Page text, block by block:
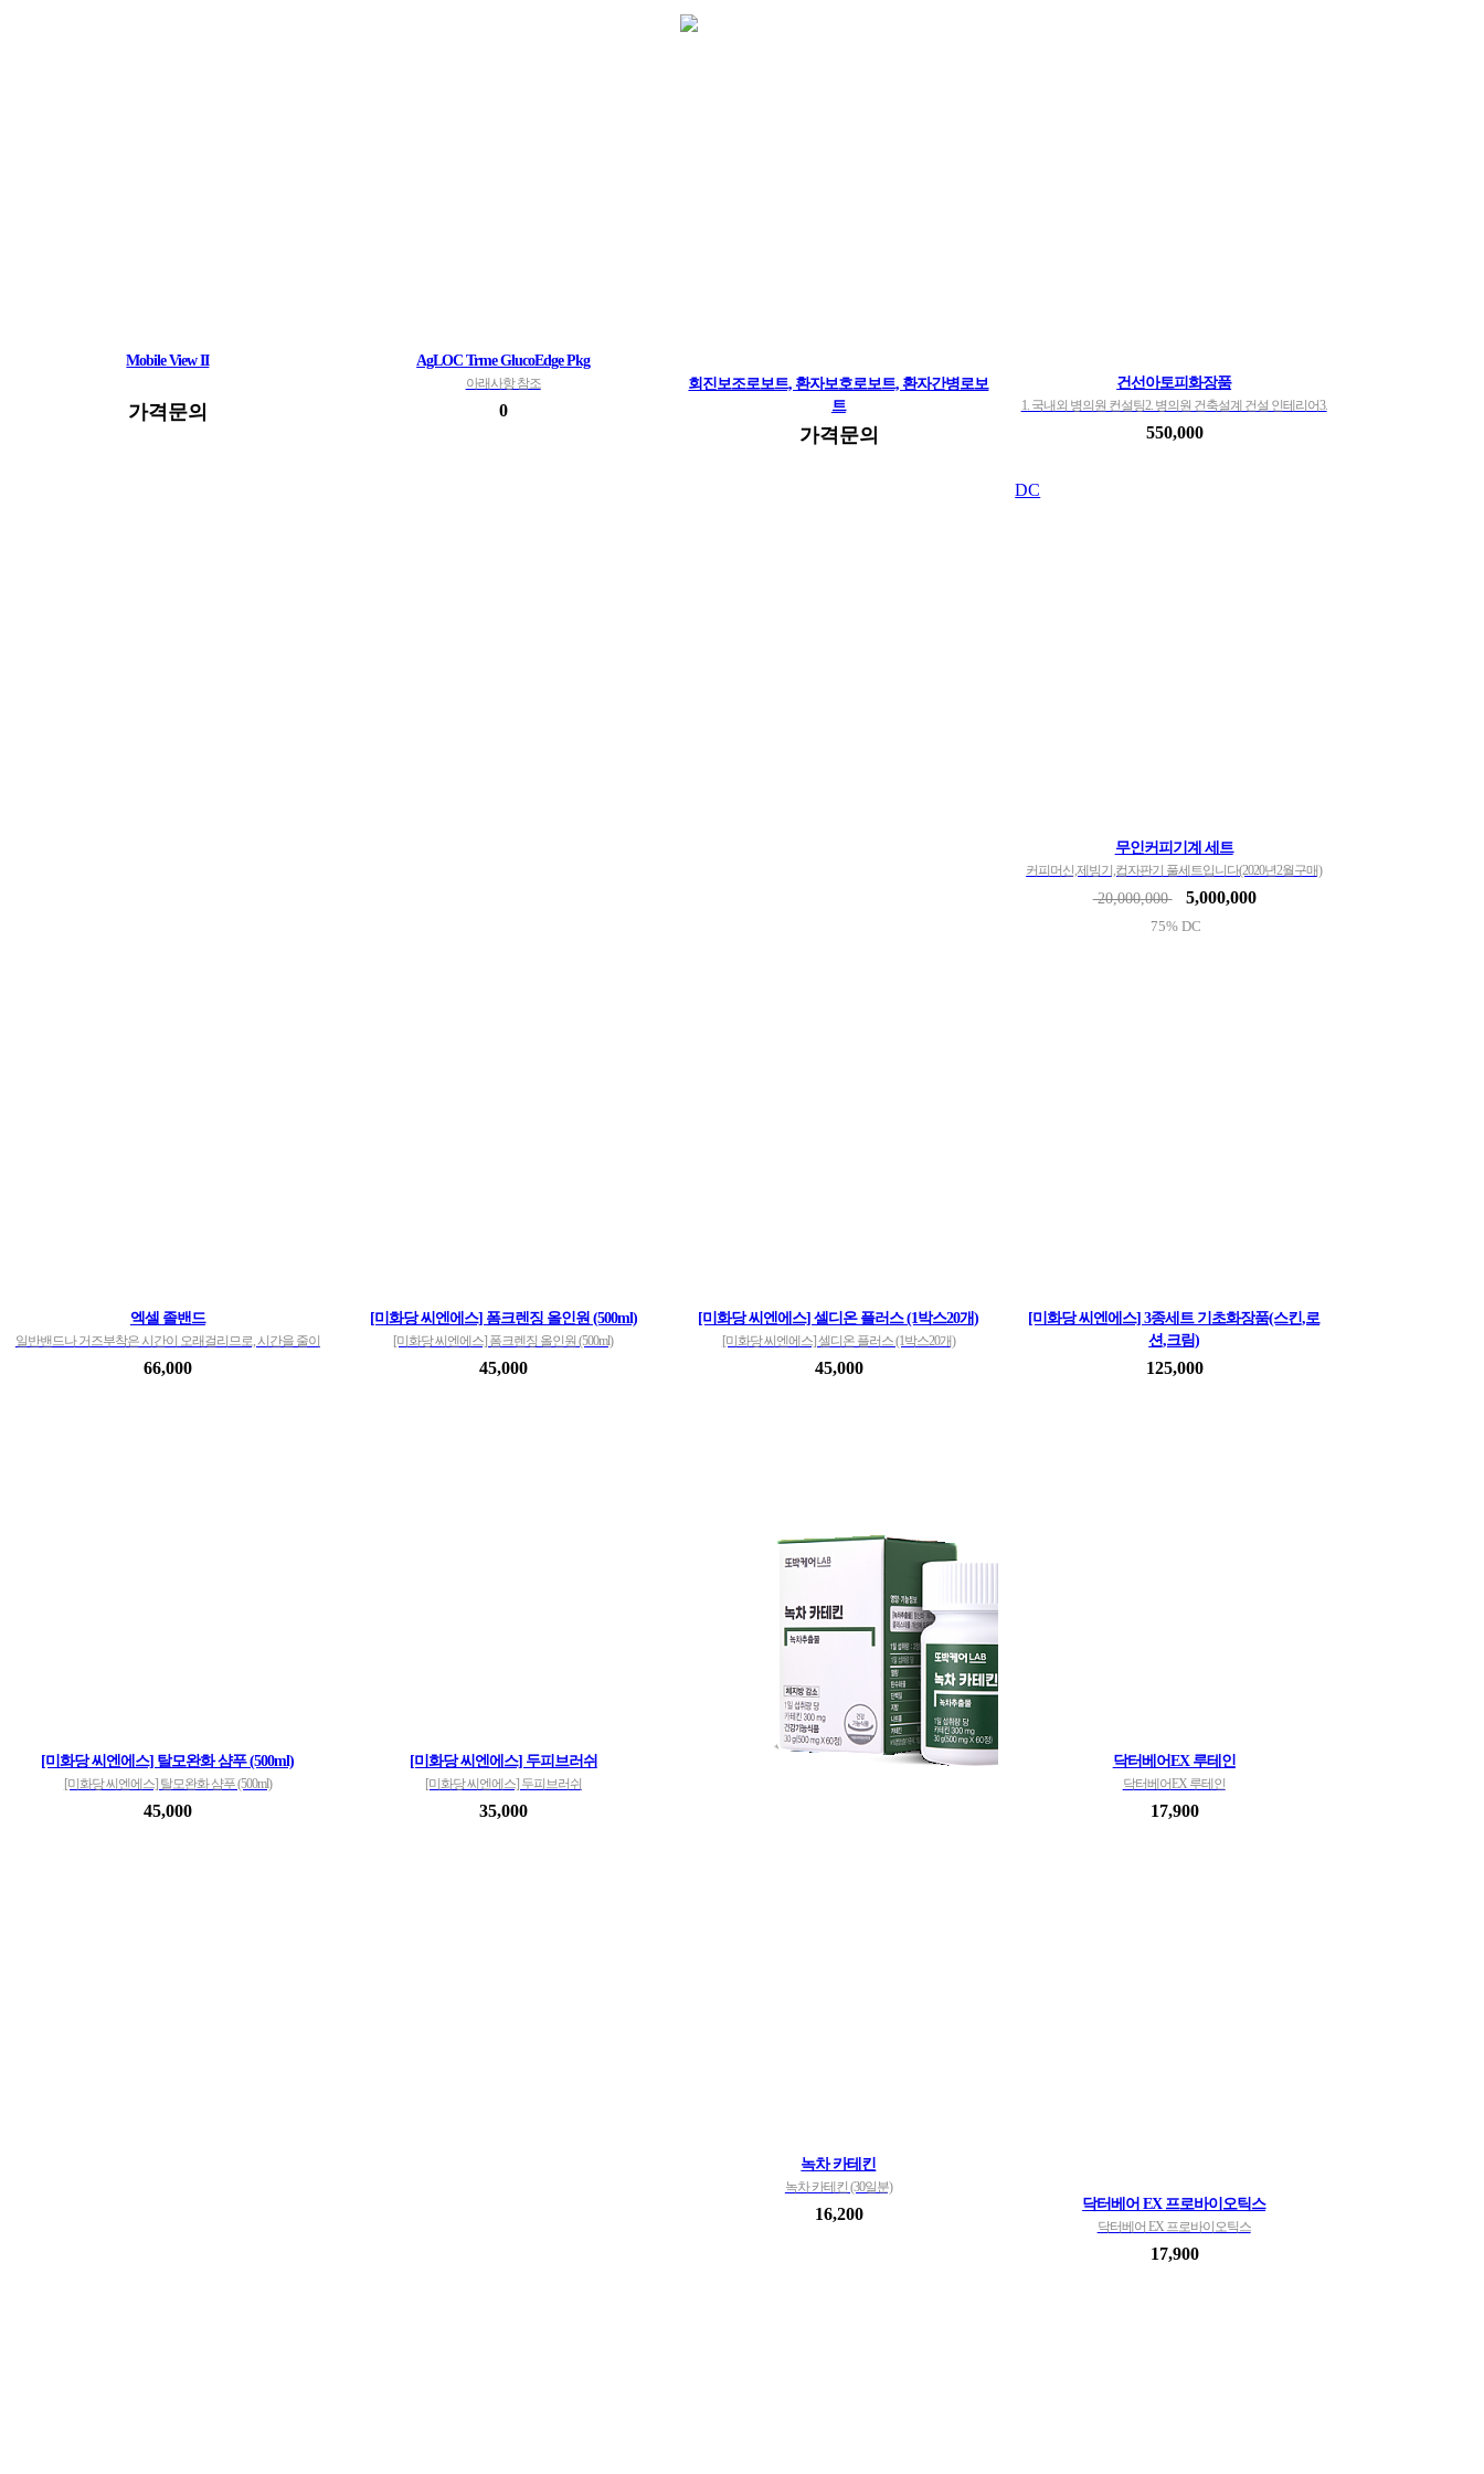
Mobile View II
가격문의
AgLOC Trme GlucoEdge Pkg
아래사항 참조
0
회진보조로보트, 환자보호로보트, 환자간병로보
트
간병로보트, 히진보조로보트, 간병인로보트, 환자케어보로
가격문의
건선아토피화장품
1. 국내외 병의원 컨설팅2. 병의원 건축설계 건설 인테리어3.
의료법인 병의원 / 약국 매매임대4. 금융대출자문5. 의사 해
550,000
DC
무인커피기계 세트
커피머신,제빙기,컵자판기 풀세트입니다(2020년2월구매)
20,000,000 5,000,000
75% DC
엑셀 졸밴드
일반밴드나 거즈부착은 시간이 오래걸리므로, 시간을 줄이
고(20~30%시간절약), 2차감염예방 압박 드레이프 접착제품
66,000
[미화당 씨엔에스] 폼크렌징 올인원 (500ml)
[미화당 씨엔에스] 폼크렌징 올인원 (500ml)
45,000
[미화당 씨엔에스] 셀디온 플러스 (1박스20개)
[미화당 씨엔에스] 셀디온 플러스 (1박스20개)
45,000
[미화당 씨엔에스] 3종세트 기초화장품(스킨,로
션,크림)
[미화당 씨엔에스] 3종세트 기초화장품(스킨,로션,크림)
125,000
[미화당 씨엔에스] 탈모완화 샴푸 (500ml)
[미화당 씨엔에스] 탈모완화 샴푸 (500ml)
45,000
[미화당 씨엔에스] 두피브러쉬
[미화당 씨엔에스] 두피브러쉬
35,000
녹차 카테킨
녹차 카테킨 (30일분)
16,200
닥터베어EX 루테인
닥터베어EX 루테인
17,900
닥터베어 EX 프로바이오틱스
닥터베어 EX 프로바이오틱스
17,900